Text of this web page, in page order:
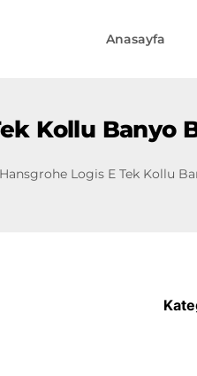
Anasayfa
Kollu Banyo
Logis E Tek Kollu